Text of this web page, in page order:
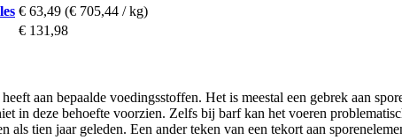
€ 63,49 (€ 705,44 / kg)
€ 131,98
aan bepaalde voedingsstoffen. Het is meestal een gebrek aan
in deze behoefte voorzien. Zelfs bij barf kan het voeren
als tien jaar geleden. Een ander teken van een tekort aan